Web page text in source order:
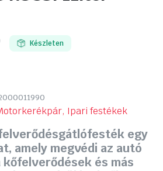
Készleten
Ipari festékek
egy
amely megvédi az autó
és más